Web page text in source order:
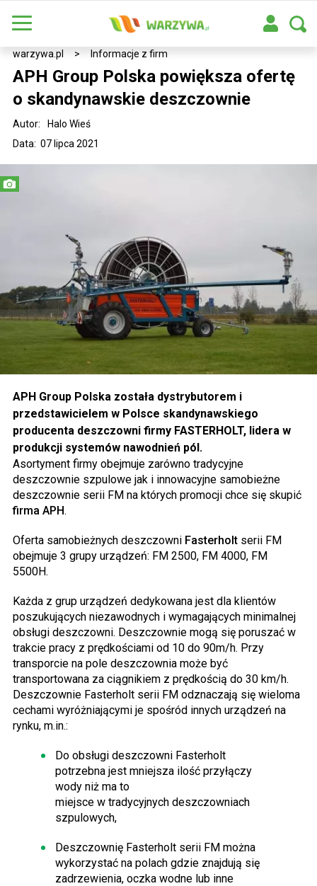
warzywa.pl > Informacje z firm
APH Group Polska powiększa ofertę
o skandynawskie deszczownie
Data: 07 lipca 2021
Autor: Halo Wieś
APH Group Polska została dystrybutorem i
przedstawicielem w Polsce skandynawskiego
producenta deszczowni firmy FASTERHOLT, lidera w
produkcji systemów nawodnień pól.
Asortyment firmy obejmuje zarówno tradycyjne
deszczownie szpulowe jak i innowacyjne samobieżne
deszczownie serii FM na których promocji chce się skupić
firma APH.
Oferta samobieżnych deszczowni Fasterholt serii FM
obejmuje 3 grupy urządzeń: FM 2500, FM 4000, FM
5500H.
Każda z grup urządzeń dedykowana jest dla klientów
poszukujących niezawodnych i wymagających minimalnej
obsługi deszczowni. Deszczownie mogą się poruszać w
trakcie pracy z prędkościami od 10 do 90m/h. Przy
transporcie na pole deszczownia może być
transportowana za ciągnikiem z prędkością do 30 km/h.
Deszczownie Fasterholt serii FM odznaczają się wieloma
cechami wyróżniającymi je spośród innych urządzeń na
rynku, m.in.:
Do obsługi deszczowni Fasterholt
potrzebna jest mniejsza ilość przyłączy
wody niż ma to
miejsce w tradycyjnych deszczowniach
szpulowych,
Deszczownię Fasterholt serii FM można
wykorzystać na polach gdzie znajdują się
zadrzewienia, oczka wodne lub inne